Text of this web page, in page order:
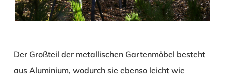
Der Großteil der metallischen Gartenmöbel besteht
aus Aluminium, wodurch sie ebenso leicht wie